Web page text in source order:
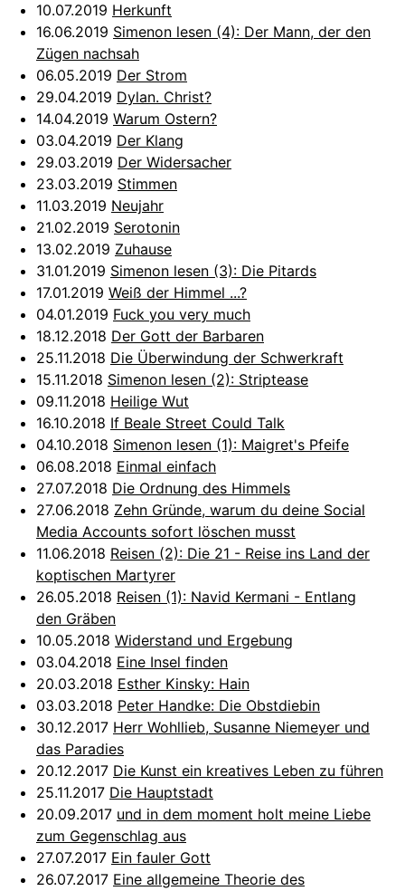
10.07.2019 Herkunft
16.06.2019 Simenon lesen (4): Der Mann, der den
Zügen nachsah
06.05.2019 Der Strom
29.04.2019 Dylan. Christ?
14.04.2019 Warum Ostern?
03.04.2019 Der Klang
29.03.2019 Der Widersacher
23.03.2019 Stimmen
11.03.2019 Neujahr
21.02.2019 Serotonin
13.02.2019 Zuhause
31.01.2019 Simenon lesen (3): Die Pitards
17.01.2019 Weiß der Himmel ...?
04.01.2019 Fuck you very much
18.12.2018 Der Gott der Barbaren
25.11.2018 Die Überwindung der Schwerkraft
15.11.2018 Simenon lesen (2): Striptease
09.11.2018 Heilige Wut
16.10.2018 If Beale Street Could Talk
04.10.2018 Simenon lesen (1): Maigret's Pfeife
06.08.2018 Einmal einfach
27.07.2018 Die Ordnung des Himmels
27.06.2018 Zehn Gründe, warum du deine Social
Media Accounts sofort löschen musst
11.06.2018 Reisen (2): Die 21 - Reise ins Land der
koptischen Martyrer
26.05.2018 Reisen (1): Navid Kermani - Entlang
den Gräben
10.05.2018 Widerstand und Ergebung
03.04.2018 Eine Insel finden
20.03.2018 Esther Kinsky: Hain
03.03.2018 Peter Handke: Die Obstdiebin
30.12.2017 Herr Wohllieb, Susanne Niemeyer und
das Paradies
20.12.2017 Die Kunst ein kreatives Leben zu führen
25.11.2017 Die Hauptstadt
20.09.2017 und in dem moment holt meine Liebe
zum Gegenschlag aus
27.07.2017 Ein fauler Gott
26.07.2017 Eine allgemeine Theorie des